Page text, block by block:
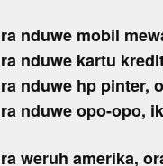
ra nduwe mobil
ra nduwe kartu
ra nduwe hp pinter,
ra nduwe opo-opo,
ra weruh amerika,